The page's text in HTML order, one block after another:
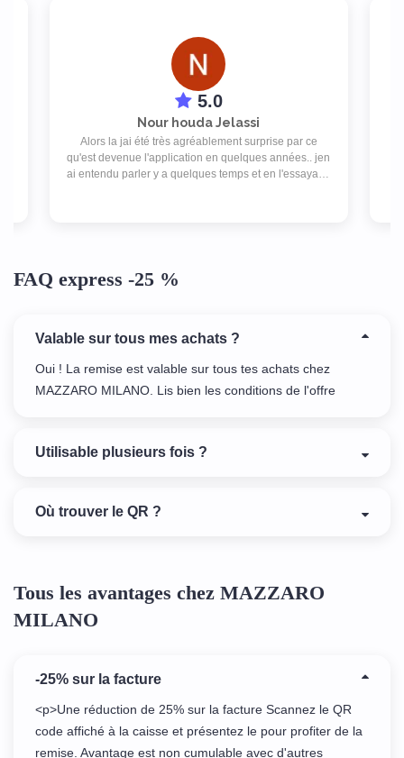
5.0
Nour houda Jelassi
Alors la jai été très agréablement surprise par ce
qu'est devenue l'application en quelques années.. jen
ai entendu parler y a quelques temps et en l'essayant,
FAQ express -25 %
Valable sur tous mes achats ?
Oui ! La remise est valable sur tous tes achats chez
MAZZARO MILANO. Lis bien les conditions de l'offre
Utilisable plusieurs fois ?
Où trouver le QR ?
Tous les avantages chez MAZZARO
MILANO
-25% sur la facture
<p>Une réduction de 25% sur la facture Scannez le QR
code affiché à la caisse et présentez le pour profiter de la
remise. Avantage est non cumulable avec d'autres